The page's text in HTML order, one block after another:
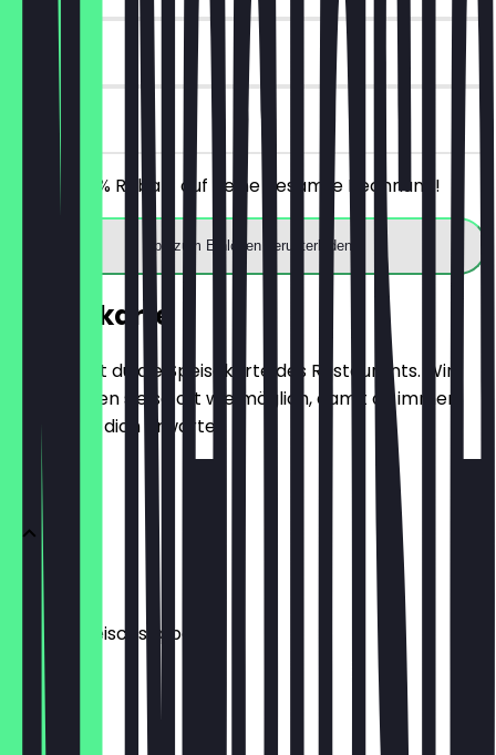
30 Tage
vor Ort
Erhalte 30% Rabatt auf deine gesamte Rechnung!
App zum Einlösen herunterladen
Speisekarte
Hier findest du die Speisekarte des Restaurants. Wir
aktualisieren sie so oft wie möglich, damit du immer
weißt, was dich erwartet.
SUPPEN
PAÇA
Lämmerfleischsuppe
7,50 €
MERCİMEK